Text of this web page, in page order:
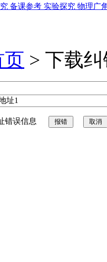
备课参考 实验探究 物理广
页 > 下载
址1
错误信息